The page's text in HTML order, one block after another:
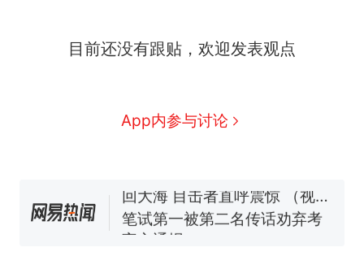
目前还没有跟贴，欢迎发表观点
App内参与讨论
人生
新 费大厨“全国小炒肉大王”称
号，仅凭视频评出？中国烹饪
来源：参考消息）
笔试第一被第二名传话劝弃考
官方通报